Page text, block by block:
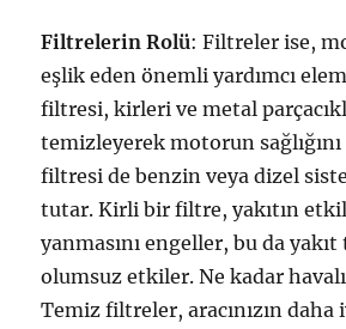
Filtrelerin Rolü: Filtreler ise,
eşlik eden önemli yardımcı
filtresi, kirleri ve metal
temizleyerek motorun sağlığını
filtresi de benzin veya dizel
tutar. Kirli bir filtre, yakıtın
yanmasını engeller, bu da
olumsuz etkiler. Ne kadar
Temiz filtreler, aracınızın daha